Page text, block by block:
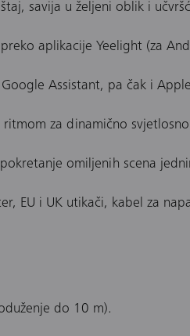
savija u željeni oblik i
aplikacije Yeelight (za
Assistant, pa čak i
za dinamično
omiljenih scena
EU i UK utikači, kabel za
do 10 m).